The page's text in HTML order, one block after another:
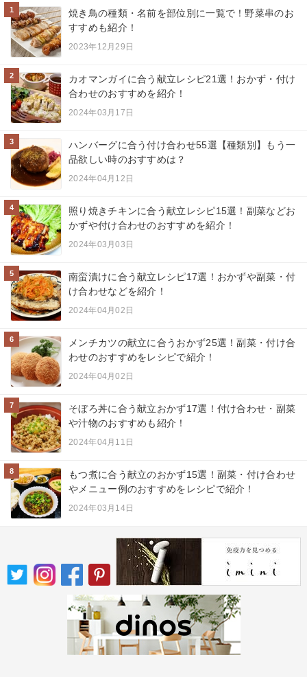
1
焼き鳥の種類・名前を部位別に一覧で！野菜串のお
すすめも紹介！
2023年12月29日
2
カオマンガイに合う献立レシピ21選！おかず・付け
合わせのおすすめを紹介！
2024年03月17日
3
ハンバーグに合う付け合わせ55選【種類別】もう一
品欲しい時のおすすめは？
2024年04月12日
4
照り焼きチキンに合う献立レシピ15選！副菜などお
かずや付け合わせのおすすめを紹介！
2024年03月03日
5
南蛮漬けに合う献立レシピ17選！おかずや副菜・付
け合わせなどを紹介！
2024年04月02日
6
メンチカツの献立に合うおかず25選！副菜・付け合
わせのおすすめをレシピで紹介！
2024年04月02日
7
そぼろ丼に合う献立おかず17選！付け合わせ・副菜
や汁物のおすすめも紹介！
2024年04月11日
8
もつ煮に合う献立のおかず15選！副菜・付け合わせ
やメニュー例のおすすめをレシピで紹介！
2024年03月14日